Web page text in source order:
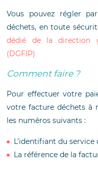
Vous pouvez régler
déchets, en toute
dédié de la direction
(DGFIP)
Comment faire ?
Pour effectuer votre
votre facture déchets à
les numéros suivants :
L’identifiant du service
La référence de la